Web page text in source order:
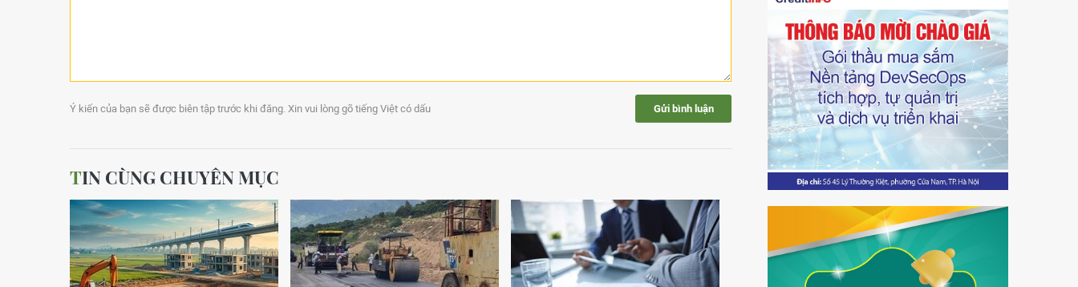
Ý kiến của bạn sẽ được biên tập trước khi đăng. Xin vui lòng gõ tiếng Việt có dấu Gửi bình luận
TIN CÙNG CHUYÊN MỤC